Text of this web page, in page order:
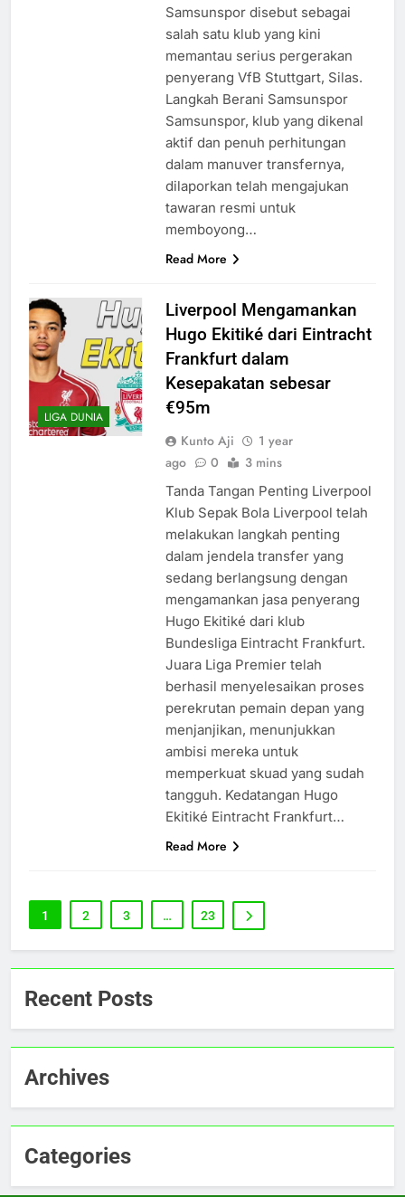
Samsunspor disebut sebagai
salah satu klub yang kini
memantau serius pergerakan
penyerang VfB Stuttgart, Silas.
Langkah Berani Samsunspor
Samsunspor, klub yang dikenal
aktif dan penuh perhitungan
dalam manuver transfernya,
dilaporkan telah mengajukan
tawaran resmi untuk
memboyong…
Read More
LIGA DUNIA
Liverpool Mengamankan
Hugo Ekitiké dari Eintracht
Frankfurt dalam
Kesepakatan sebesar
€95m
Kunto Aji
1 year
ago
0 3 mins
Tanda Tangan Penting Liverpool
Klub Sepak Bola Liverpool telah
melakukan langkah penting
dalam jendela transfer yang
sedang berlangsung dengan
mengamankan jasa penyerang
Hugo Ekitiké dari klub
Bundesliga Eintracht Frankfurt.
Juara Liga Premier telah
berhasil menyelesaikan proses
perekrutan pemain depan yang
menjanjikan, menunjukkan
ambisi mereka untuk
memperkuat skuad yang sudah
tangguh. Kedatangan Hugo
Ekitiké Eintracht Frankfurt…
Read More
1 2 3 … 23
Recent Posts
Archives
Categories